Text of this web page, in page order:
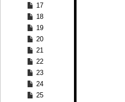
17
18
19
20
21
22
23
24
25